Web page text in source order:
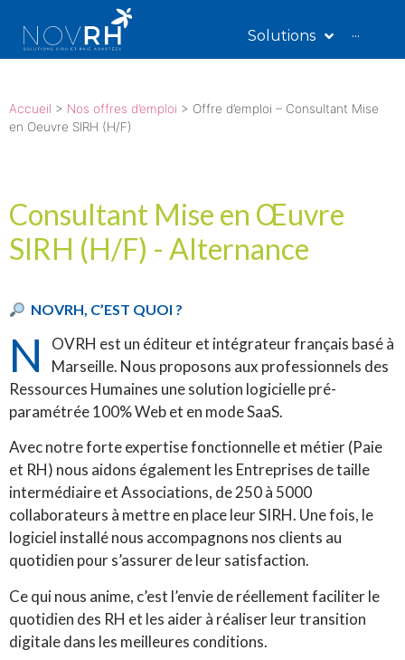
Solutions ···
Accueil > Nos offres d’emploi > Offre d’emploi – Consultant Mise
en Oeuvre SIRH (H/F)
Consultant Mise en Œuvre
SIRH (H/F) - Alternance
NOVRH, C’EST QUOI ?
N
OVRH est un éditeur et intégrateur français basé à
Marseille. Nous proposons aux professionnels des
Ressources Humaines une solution logicielle pré-
paramétrée 100% Web et en mode SaaS.
Avec notre forte expertise fonctionnelle et métier (Paie
et RH) nous aidons également les Entreprises de taille
intermédiaire et Associations, de 250 à 5000
collaborateurs à mettre en place leur SIRH. Une fois, le
logiciel installé nous accompagnons nos clients au
quotidien pour s’assurer de leur satisfaction.
Ce qui nous anime, c’est l’envie de réellement faciliter le
quotidien des RH et les aider à réaliser leur transition
digitale dans les meilleures conditions.